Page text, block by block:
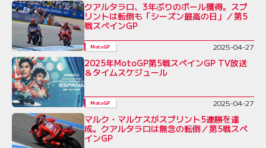
クアルタラロ、3年ぶりのポール獲得。スプ
リントは転倒も「シーズン最高の日」／第5
戦スペインGP
MotoGP 2025-04-27
2025年MotoGP第5戦スペインGP TV放送
＆タイムスケジュール
MotoGP 2025-04-27
マルク・マルケスがスプリント5連勝を達
成。クアルタラロは無念の転倒／第5戦スペ
インGP